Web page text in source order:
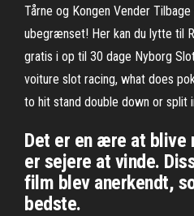
Tårne og Kongen Vender
ubegrænset! Her kan du lytte til
gratis i op til 30 dage Nyborg
voiture slot racing, what does
to hit stand double down or split
Det er en ære at blive
er sejere at vinde.
film blev anerkendt,
bedste.